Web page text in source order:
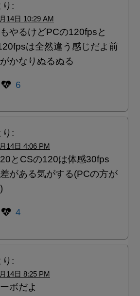
り:
14日 10:29 AM
やるけどPCの120fpsと
は全然違う感じだよ前
かなりぬるぬる
6
り:
14日 4:06 PM
とCSの120は体感30fps
がある気がする(PCの方が
4
り:
14日 8:25 PM
ボだよ